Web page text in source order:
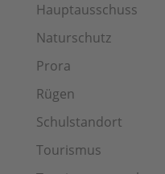
Hauptausschuss
Naturschutz
Prora
Rügen
Schulstandort
Tourismus